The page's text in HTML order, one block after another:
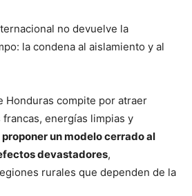
no devuelve la
la condena al aislamiento y al
Honduras compite por atraer
energías limpias y
proponer un modelo cerrado al
devastadores,
rurales que dependen de la